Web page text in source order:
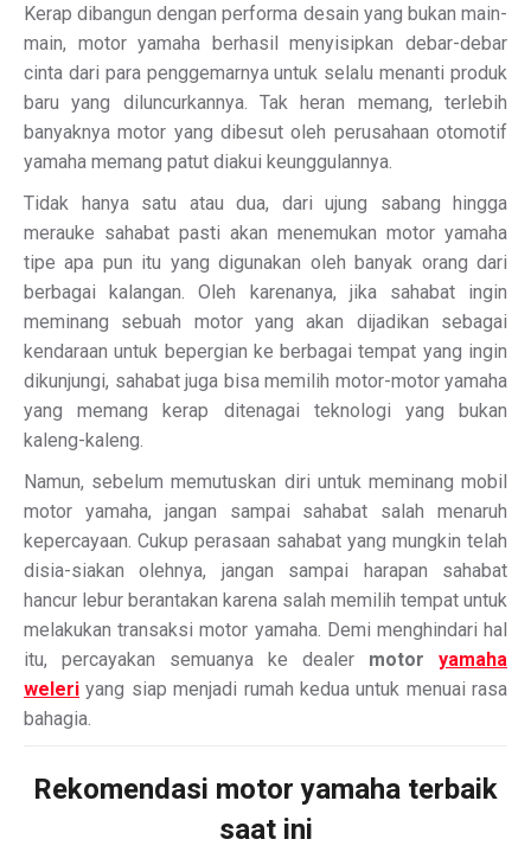
Kerap dibangun dengan performa desain yang bukan main-
main, motor yamaha berhasil menyisipkan debar-debar
cinta dari para penggemarnya untuk selalu menanti produk
baru yang diluncurkannya. Tak heran memang, terlebih
banyaknya motor yang dibesut oleh perusahaan otomotif
yamaha memang patut diakui keunggulannya.
Tidak hanya satu atau dua, dari ujung sabang hingga
merauke sahabat pasti akan menemukan motor yamaha
tipe apa pun itu yang digunakan oleh banyak orang dari
berbagai kalangan. Oleh karenanya, jika sahabat ingin
meminang sebuah motor yang akan dijadikan sebagai
kendaraan untuk bepergian ke berbagai tempat yang ingin
dikunjungi, sahabat juga bisa memilih motor-motor yamaha
yang memang kerap ditenagai teknologi yang bukan
kaleng-kaleng.
Namun, sebelum memutuskan diri untuk meminang mobil
motor yamaha, jangan sampai sahabat salah menaruh
kepercayaan. Cukup perasaan sahabat yang mungkin telah
disia-siakan olehnya, jangan sampai harapan sahabat
hancur lebur berantakan karena salah memilih tempat untuk
melakukan transaksi motor yamaha. Demi menghindari hal
itu, percayakan semuanya ke dealer motor yamaha
weleri yang siap menjadi rumah kedua untuk menuai rasa
bahagia.
Rekomendasi motor yamaha terbaik
saat ini